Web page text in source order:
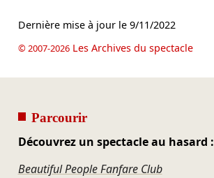
Dernière mise à jour le 9/11/2022
© 2007-2026Les Archives du spectacle
Parcourir
Découvrez un spectacle au hasard :
Beautiful People Fanfare Club